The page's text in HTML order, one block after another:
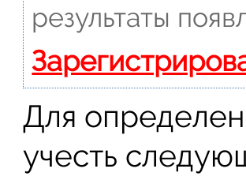
результаты
Для
учесть